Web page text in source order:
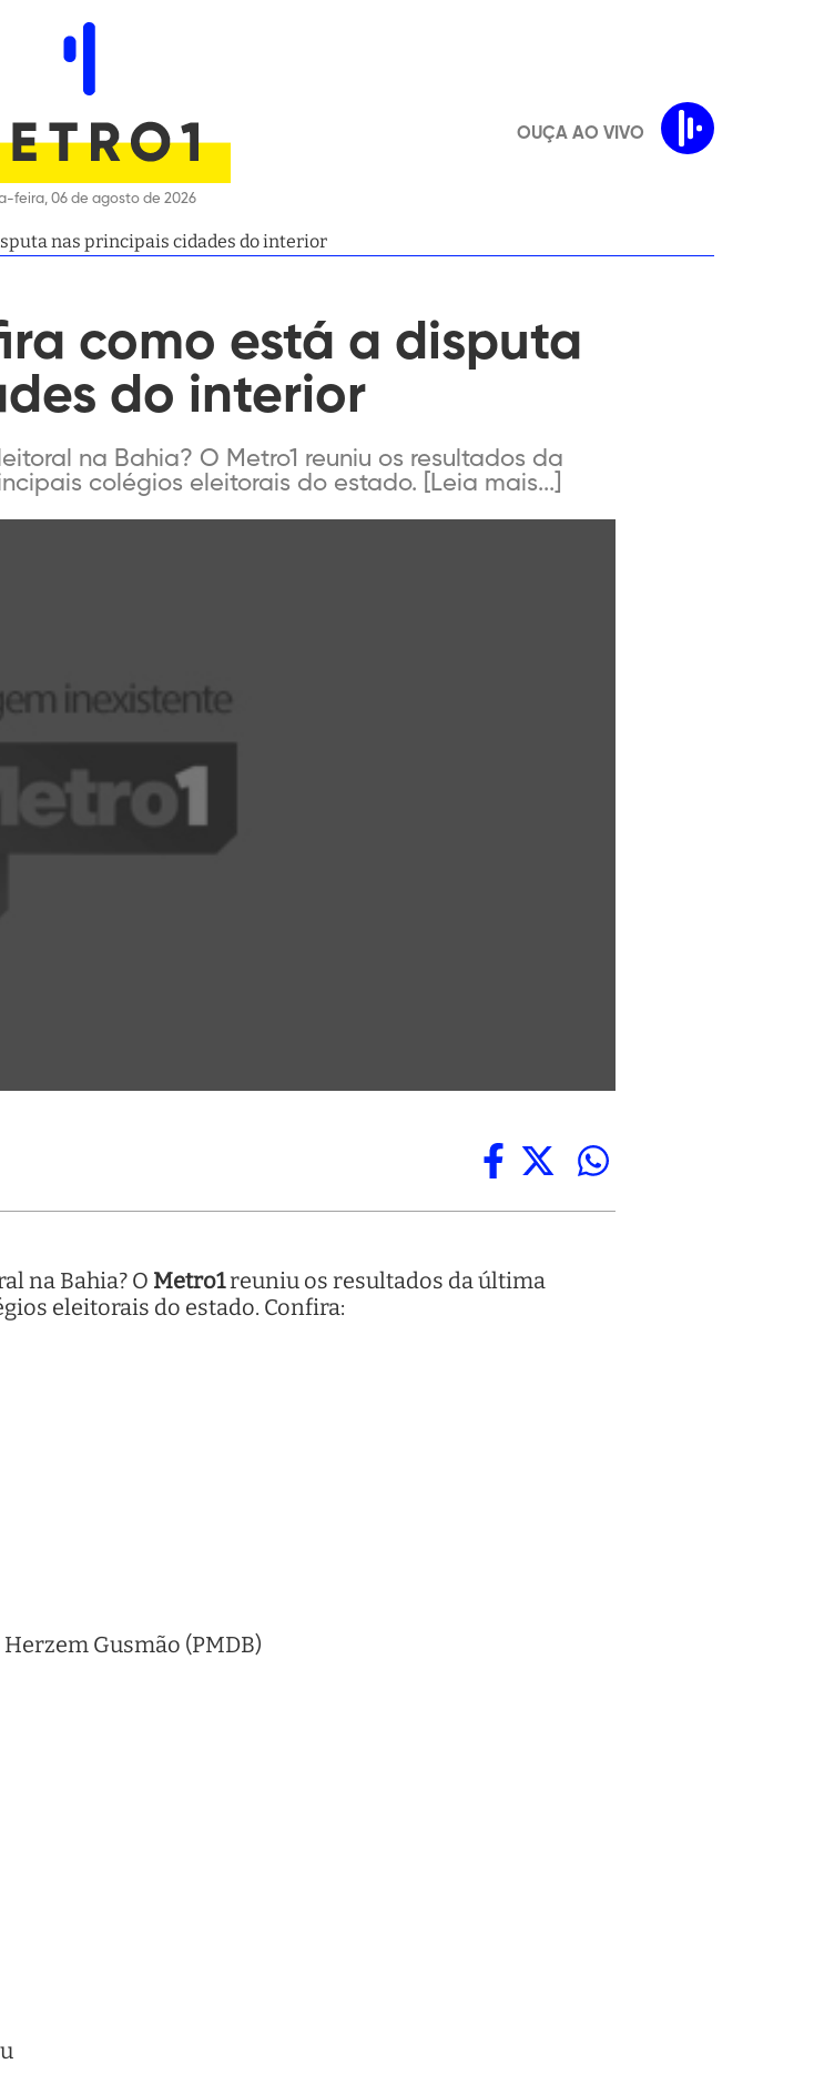
feira, 06 de agosto de 2026
OUÇA AO VIVO
nas principais cidades do interior
como está a disputa
do interior
na Bahia? O Metro1 reuniu os resultados da
colégios eleitorais do estado. [Leia mais...]
na Bahia? O Metro1reuniu os resultados da última
eleitorais do estado. Confira:
Gusmão (PMDB)